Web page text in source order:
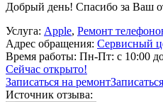
Добрый день! Спасибо за Ваш
Услуга: Apple, Ремонт
Адрес обращения: Сервисный
Время работы: Пн-Пт: с 10:00
Сейчас открыто!
Записаться на ремонт
Источник отзыва: